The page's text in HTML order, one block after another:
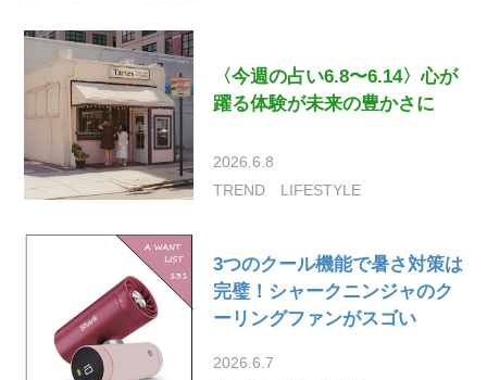
〈今週の占い6.8〜6.14〉心が
躍る体験が未来の豊かさに
2026.6.8
TREND
LIFESTYLE
3つのクール機能で暑さ対策は
完璧！シャークニンジャのク
ーリングファンがスゴい
2026.6.7